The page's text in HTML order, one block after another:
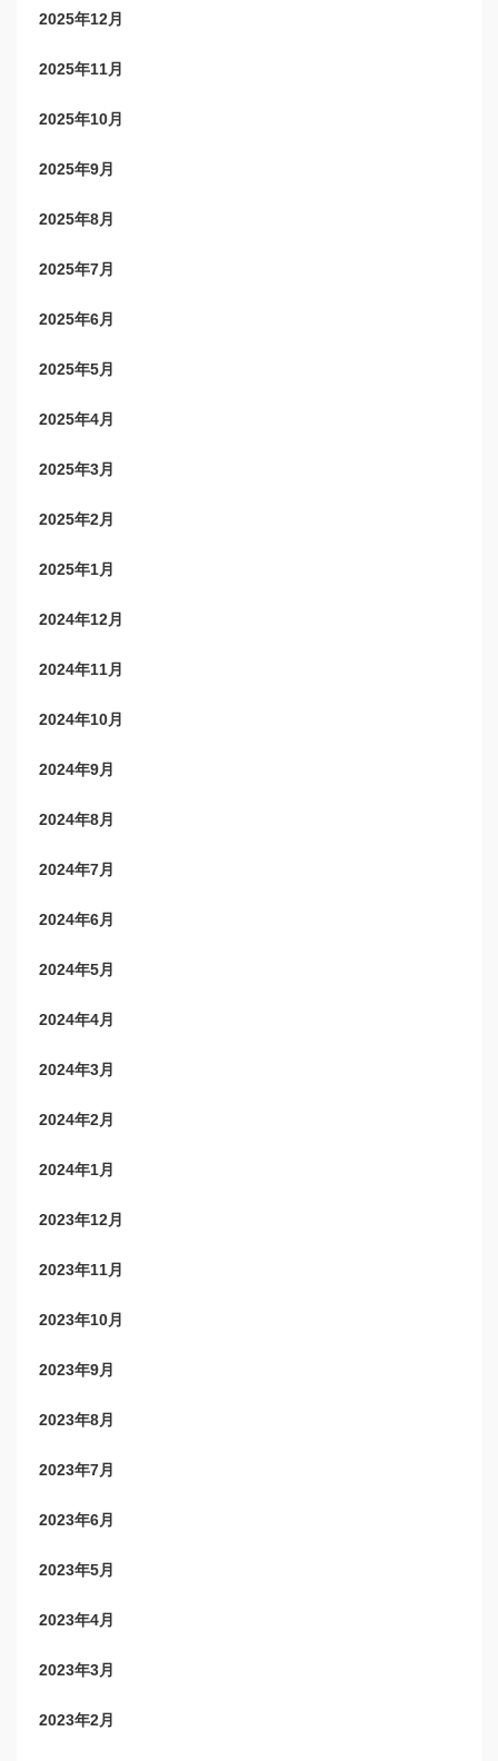
2025年12月
2025年11月
2025年10月
2025年9月
2025年8月
2025年7月
2025年6月
2025年5月
2025年4月
2025年3月
2025年2月
2025年1月
2024年12月
2024年11月
2024年10月
2024年9月
2024年8月
2024年7月
2024年6月
2024年5月
2024年4月
2024年3月
2024年2月
2024年1月
2023年12月
2023年11月
2023年10月
2023年9月
2023年8月
2023年7月
2023年6月
2023年5月
2023年4月
2023年3月
2023年2月